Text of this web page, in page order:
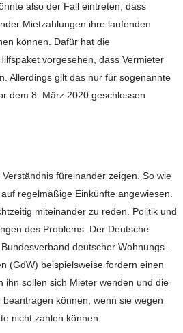
also der Fall eintreten, dass
Mietzahlungen ihre laufenden
können. Dafür hat die
vorgesehen, dass Vermieter
Allerdings gilt das nur für sogenannte
dem 8. März 2020 geschlossen
füreinander zeigen. So wie
regelmäßige Einkünfte angewiesen.
miteinander zu reden. Politik und
des Problems. Der Deutsche
deutscher Wohnungs-
(GdW) beispielsweise fordern einen
ihn sollen sich Mieter wenden und die
können, wenn sie wegen
nicht zahlen können.